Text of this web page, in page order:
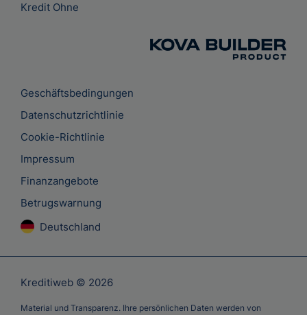
Kredit Ohne
Geschäftsbedingungen
Datenschutzrichtlinie
Cookie-Richtlinie
Impressum
Finanzangebote
Betrugswarnung
Deutschland
Kreditiweb © 2026
Material und Transparenz. Ihre persönlichen Daten werden von